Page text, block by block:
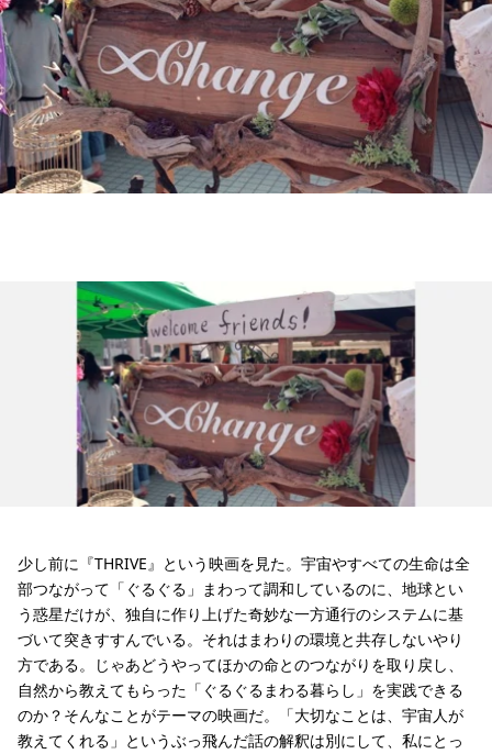
少し前に『THRIVE』という映画を見た。宇宙やすべての生命は全
部つながって「ぐるぐる」まわって調和しているのに、地球とい
う惑星だけが、独自に作り上げた奇妙な一方通行のシステムに基
づいて突きすすんでいる。それはまわりの環境と共存しないやり
方である。じゃあどうやってほかの命とのつながりを取り戻し、
自然から教えてもらった「ぐるぐるまわる暮らし」を実践できる
のか？そんなことがテーマの映画だ。「大切なことは、宇宙人が
教えてくれる」というぶっ飛んだ話の解釈は別にして、私にとっ